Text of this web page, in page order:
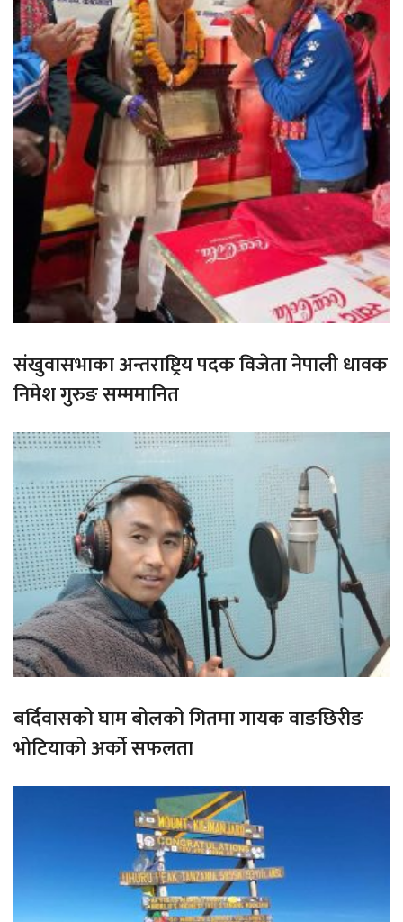
संखुवासभाका अन्तराष्ट्रिय पदक विजेता नेपाली धावक
निमेश गुरुङ सम्ममानित
बर्दिवासको घाम बोलको गितमा गायक वाङछिरीङ
भोटियाको अर्को सफलता